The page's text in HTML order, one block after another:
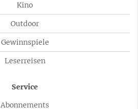
Kino
Outdoor
Gewinnspiele
Leserreisen
Service
Abonnements